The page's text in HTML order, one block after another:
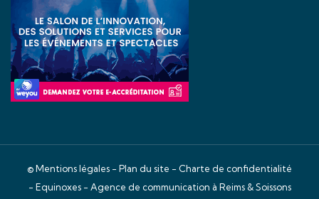
©Mentions légales - Plan du site - Charte de confidentialité
- Equinoxes - Agence de communication à Reims & Soissons